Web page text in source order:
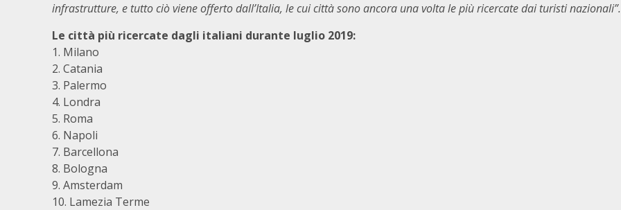
infrastrutture, e tutto ciò viene offerto dall’Italia, le cui città sono ancora una volta le più ricercate dai turisti nazionali”.
Le città più ricercate dagli italiani durante luglio 2019:
1. Milano
2. Catania
3. Palermo
4. Londra
5. Roma
6. Napoli
7. Barcellona
8. Bologna
9. Amsterdam
10. Lamezia Terme